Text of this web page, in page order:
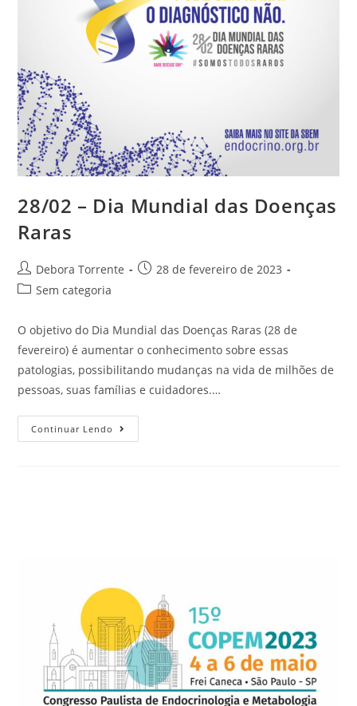
28/02 – Dia Mundial das Doenças
Raras
Debora Torrente
28 de fevereiro de 2023
Sem categoria
O objetivo do Dia Mundial das Doenças Raras (28 de
fevereiro) é aumentar o conhecimento sobre essas
patologias, possibilitando mudanças na vida de milhões de
pessoas, suas famílias e cuidadores.…
Continuar Lendo